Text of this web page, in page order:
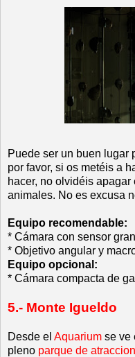
Puede ser un buen lugar
por favor, si os metéis a
hacer, no olvidéis
animales. No es excusa
Equipo recomendable:
* Cámara con sensor
* Objetivo angular y
Equipo opcional:
* Cámara compacta de
5.- Monte Igueldo
Desde el Aquarium se ve
pleno parque de